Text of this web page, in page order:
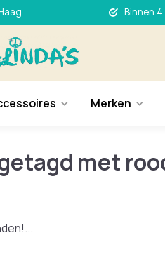
Binnen
Merken
met